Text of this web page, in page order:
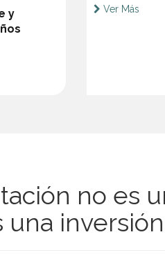
y
Ver Más
no es
una